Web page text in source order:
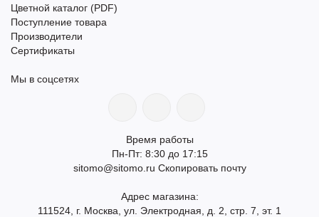
Цветной каталог (PDF)
Поступление товара
Производители
Сертификаты
Мы в соцсетях
Время работы
Пн-Пт: 8:30 до 17:15
sitomo@sitomo.ru Скопировать почту
Адрес магазина:
111524, г. Москва, ул. Электродная, д. 2, стр. 7, эт. 1